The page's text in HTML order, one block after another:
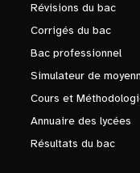
Révisions du bac
Corrigés du bac
Bac professionnel
Simulateur de
Cours et
Annuaire des lycées
Résultats du bac